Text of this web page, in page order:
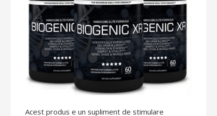
Acest produs e un supliment de stimulare